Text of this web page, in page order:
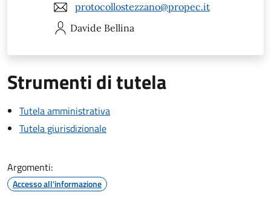
protocollostezzano@propec.it
Davide Bellina
Strumenti di tutela
Tutela amministrativa
Tutela giurisdizionale
Argomenti:
Accesso all'informazione